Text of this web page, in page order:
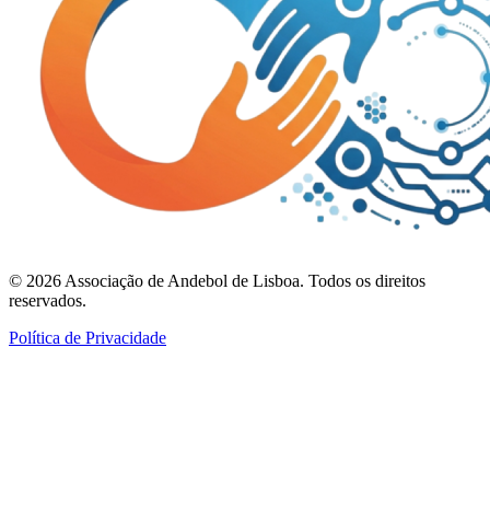
© 2026 Associação de Andebol de Lisboa. Todos os direitos
reservados.
Política de Privacidade